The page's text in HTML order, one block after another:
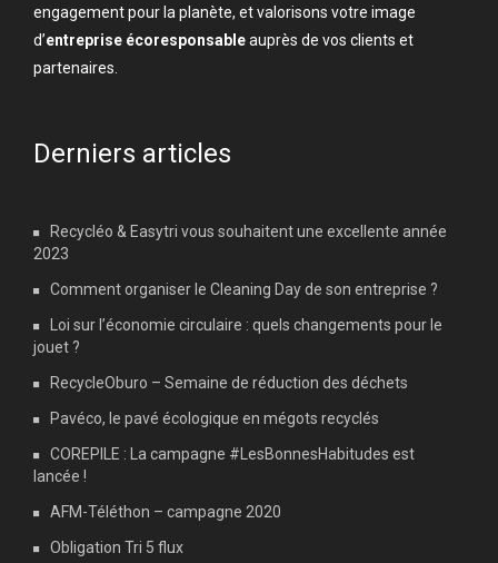
engagement pour la planète, et valorisons votre image
d’entreprise écoresponsableauprès de vos clients et
partenaires.
Derniers articles
Recycléo & Easytri vous souhaitent une excellente année
2023
Comment organiser le Cleaning Day de son entreprise ?
Loi sur l’économie circulaire : quels changements pour le
jouet ?
RecycleOburo – Semaine de réduction des déchets
Pavéco, le pavé écologique en mégots recyclés
COREPILE : La campagne #LesBonnesHabitudes est
lancée !
AFM-Téléthon – campagne 2020
Obligation Tri 5 flux